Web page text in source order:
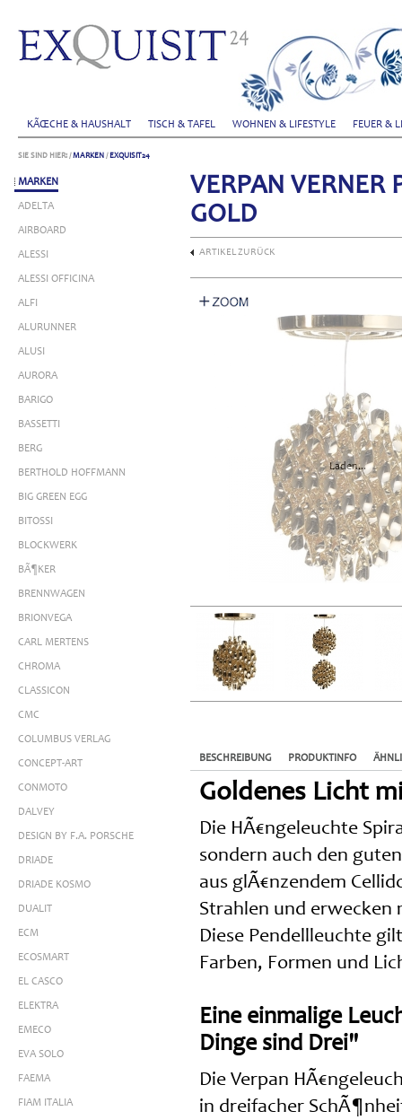
KÃŒCHE & HAUSHALT TISCH & TAFEL WOHNEN & LIFESTYLE FEUER &
SIE SIND HIER: /MARKEN / EXQUISIT24
MARKEN
ADELTA
AIRBOARD
ALESSI
ALESSI OFFICINA
ALFI
ALURUNNER
ALUSI
AURORA
BARIGO
BASSETTI
BERG
BERTHOLD HOFFMANN
BIG GREEN EGG
BITOSSI
BLOCKWERK
BÃ¶KER
BRENNWAGEN
BRIONVEGA
CARL MERTENS
CHROMA
CLASSICON
CMC
COLUMBUS VERLAG
CONCEPT-ART
CONMOTO
DALVEY
DESIGN BY F.A. PORSCHE
DRIADE
DRIADE KOSMO
DUALIT
ECM
ECOSMART
EL CASCO
ELEKTRA
EMECO
EVA SOLO
FAEMA
FIAM ITALIA
VERPAN VERNER
GOLD
ARTIKEL ZURÜCK
Laden...
BESCHREIBUNG PRODUKTINFO
Goldenes Licht
Die HÃ€ngeleuchte
sondern auch den
aus glÃ€nzendem
Strahlen und erwecken
Diese Pendellleuchte
Farben, Formen und
Eine einmalige
Dinge sind Drei"
Die Verpan
in dreifacher